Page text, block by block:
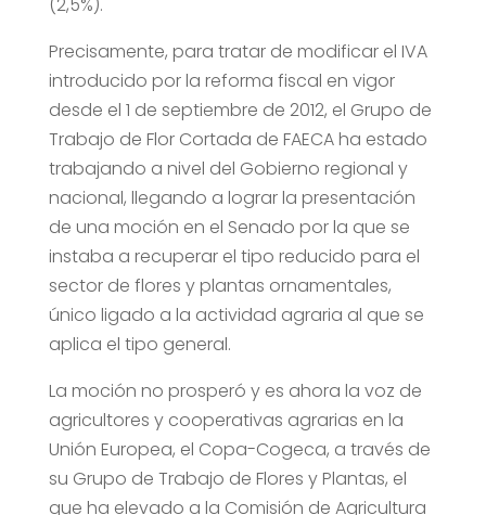
(2,5%).
Precisamente, para tratar de modificar el IVA
introducido por la reforma fiscal en vigor
desde el 1 de septiembre de 2012, el Grupo de
Trabajo de Flor Cortada de FAECA ha estado
trabajando a nivel del Gobierno regional y
nacional, llegando a lograr la presentación
de una moción en el Senado por la que se
instaba a recuperar el tipo reducido para el
sector de flores y plantas ornamentales,
único ligado a la actividad agraria al que se
aplica el tipo general.
La moción no prosperó y es ahora la voz de
agricultores y cooperativas agrarias en la
Unión Europea, el Copa-Cogeca, a través de
su Grupo de Trabajo de Flores y Plantas, el
que ha elevado a la Comisión de Agricultura